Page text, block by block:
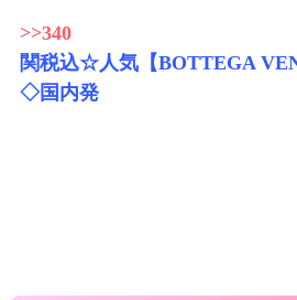
>>340
関税込☆人気【BOTTEGA
◇国内発